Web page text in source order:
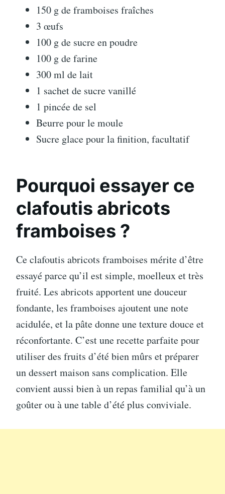
150 g de framboises fraîches
3 œufs
100 g de sucre en poudre
100 g de farine
300 ml de lait
1 sachet de sucre vanillé
1 pincée de sel
Beurre pour le moule
Sucre glace pour la finition, facultatif
Pourquoi essayer ce
clafoutis abricots
framboises ?
Ce clafoutis abricots framboises mérite d’être
essayé parce qu’il est simple, moelleux et très
fruité. Les abricots apportent une douceur
fondante, les framboises ajoutent une note
acidulée, et la pâte donne une texture douce et
réconfortante. C’est une recette parfaite pour
utiliser des fruits d’été bien mûrs et préparer
un dessert maison sans complication. Elle
convient aussi bien à un repas familial qu’à un
goûter ou à une table d’été plus conviviale.